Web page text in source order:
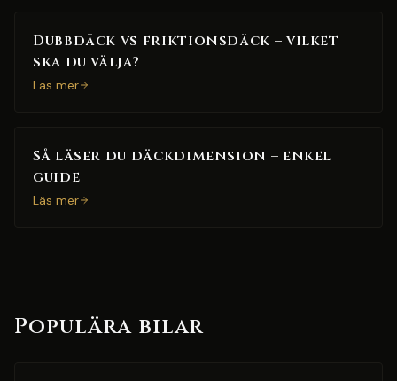
Dubbdäck vs friktionsdäck – vilket
ska du välja?
Läs mer
Så läser du däckdimension – enkel
guide
Läs mer
Populära bilar